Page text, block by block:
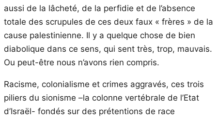
aussi de la lâcheté, de la perfidie et de l’absence
totale des scrupules de ces deux faux « frères » de la
cause palestinienne. Il y a quelque chose de bien
diabolique dans ce sens, qui sent très, trop, mauvais.
Ou peut-être nous n’avons rien compris.
Racisme, colonialisme et crimes aggravés, ces trois
piliers du sionisme –la colonne vertébrale de l’Etat
d’Israël- fondés sur des prétentions de race